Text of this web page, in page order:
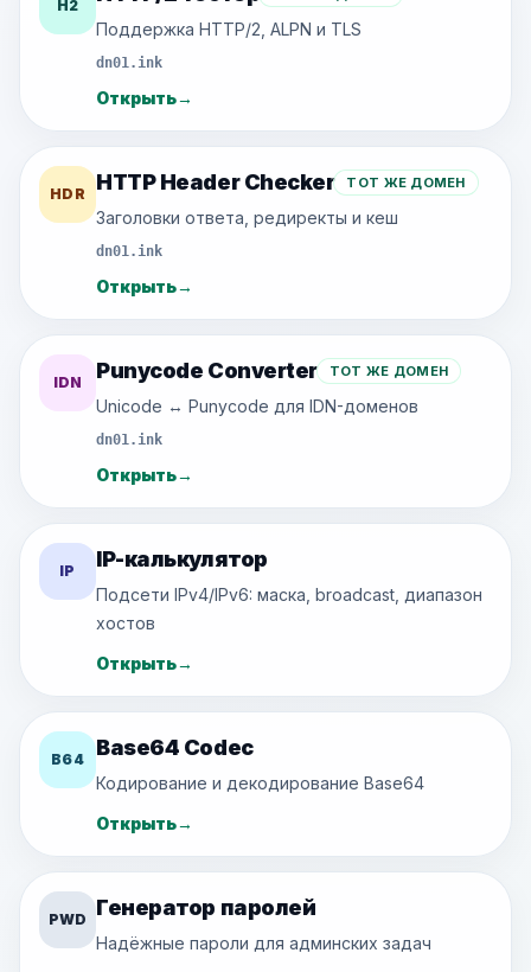
H2
Поддержка HTTP/2, ALPN и TLS
dn01.ink
Открыть→
HDR HTTP Header Checker ТОТ ЖЕ ДОМЕН
Заголовки ответа, редиректы и кеш
dn01.ink
Открыть→
IDN Punycode Converter ТОТ ЖЕ ДОМЕН
Unicode ↔ Punycode для IDN-доменов
dn01.ink
Открыть→
IP IP-калькулятор
Подсети IPv4/IPv6: маска, broadcast, диапазон
хостов
Открыть→
B64 Base64 Codec
Кодирование и декодирование Base64
Открыть→
PWD Генератор паролей
Надёжные пароли для админских задач